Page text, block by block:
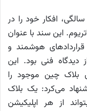
در اواخر سال ۲۰۱۳، بوترین در سن ۱۹ سالگی، افکار خود را در
این سند با عنوان
هوشمند و
دیدگاه فنی بود. این
بلاک چین موجود را
می‌کرد: یک بلاک
از هر اپلیکیشن